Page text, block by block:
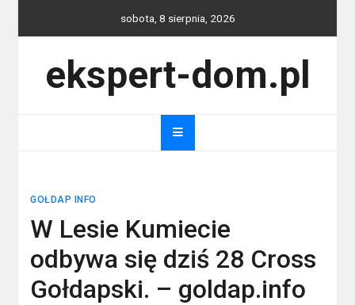
sobota, 8 sierpnia, 2026
ekspert-dom.pl
GOŁDAP INFO
W Lesie Kumiecie
odbywa się dziś 28 Cross
Gołdapski. – goldap.info